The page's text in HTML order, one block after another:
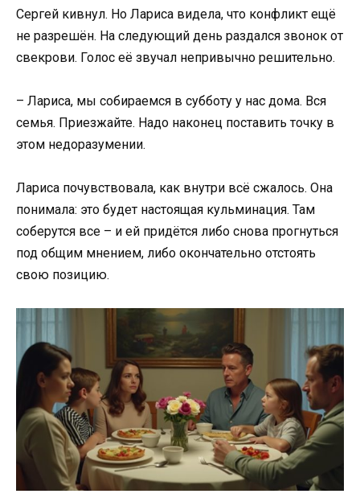
Сергей кивнул. Но Лариса видела, что конфликт ещё
не разрешён. На следующий день раздался звонок от
свекрови. Голос её звучал непривычно решительно.
– Лариса, мы собираемся в субботу у нас дома. Вся
семья. Приезжайте. Надо наконец поставить точку в
этом недоразумении.
Лариса почувствовала, как внутри всё сжалось. Она
понимала: это будет настоящая кульминация. Там
соберутся все – и ей придётся либо снова прогнуться
под общим мнением, либо окончательно отстоять
свою позицию.